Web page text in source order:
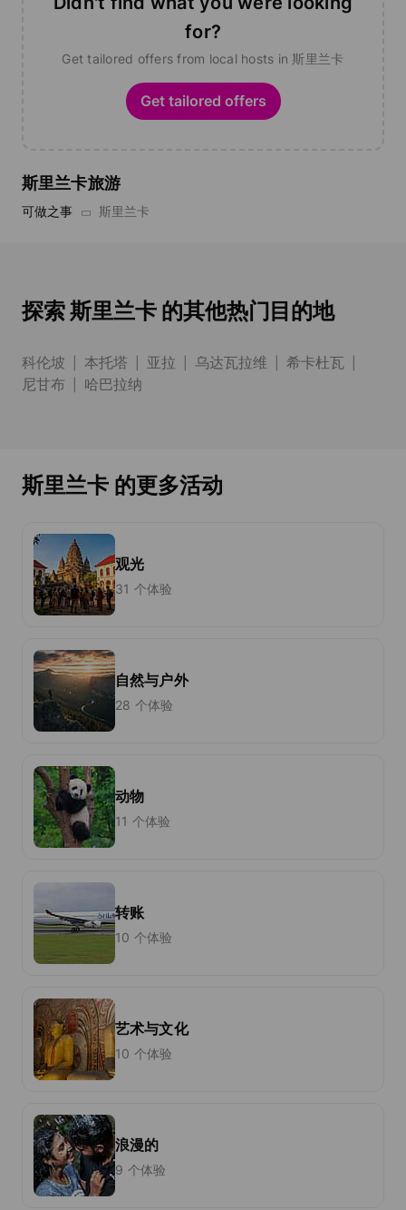
for?
Get tailored offers from local hosts in 斯里兰卡
Get tailored offers
斯里兰卡旅游
可做之事 斯里兰卡
探索 斯里兰卡 的其他热门目的地
科伦坡 本托塔 亚拉 乌达瓦拉维
希卡杜瓦
尼甘布
哈巴拉纳
斯里兰卡 的更多活动
观光
31 个体验
自然与户外
28 个体验
动物
11 个体验
转账
10 个体验
艺术与文化
10 个体验
浪漫的
9 个体验